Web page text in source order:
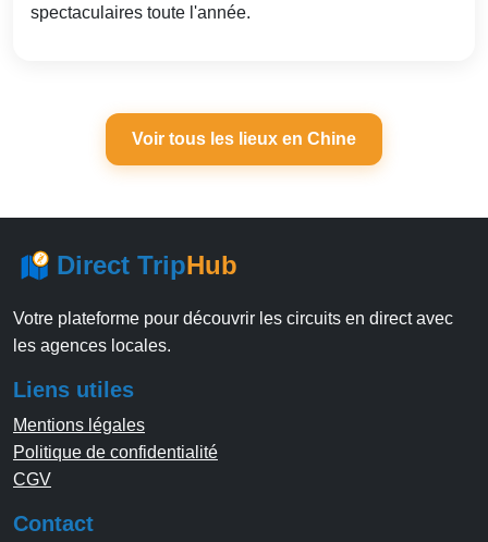
spectaculaires toute l'année.
Voir tous les lieux en Chine
Direct TripHub
Votre plateforme pour découvrir les circuits en direct avec
les agences locales.
Liens utiles
Mentions légales
Politique de confidentialité
CGV
Contact